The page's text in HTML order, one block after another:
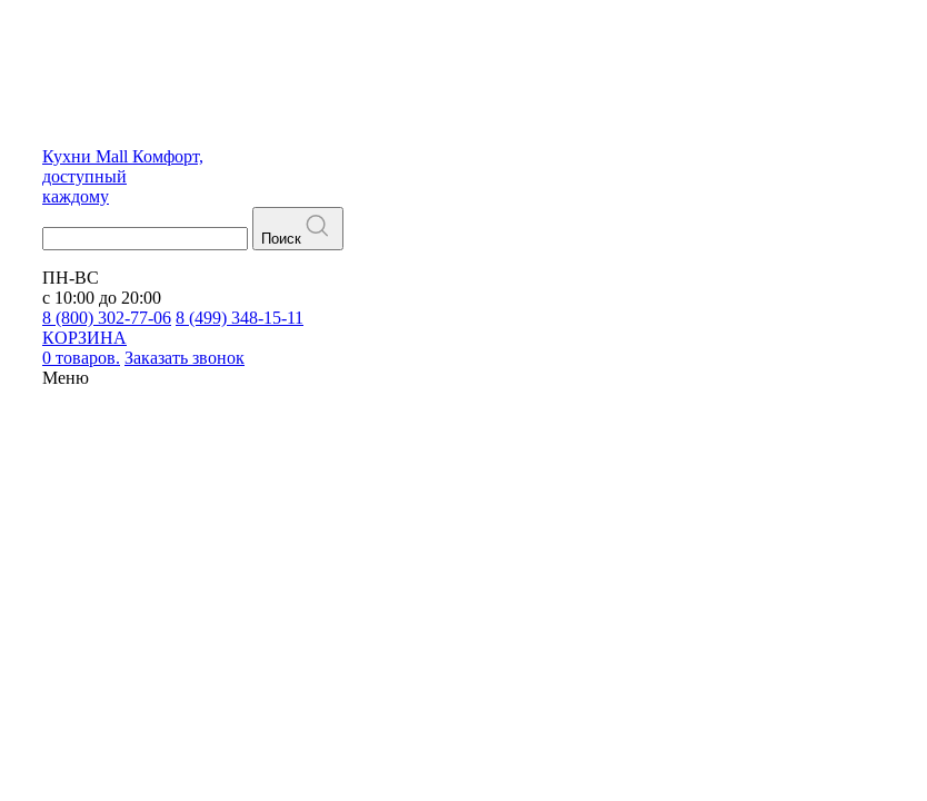
Кухни Mall Комфорт,
доступный
каждому
Поиск
ПН-ВС
с 10:00 до 20:00
8 (800) 302-77-06 8 (499) 348-15-11
КОРЗИНА
0 товаров. Заказать звонок
Меню